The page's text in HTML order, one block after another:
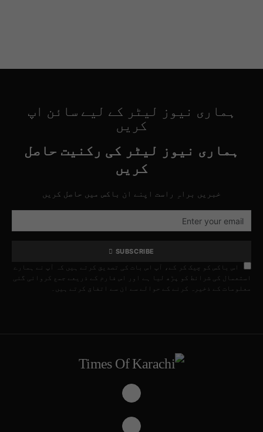
ہماری نیوز لیٹر کے لیے سائن اپ
کریں
ہماری نیوز لیٹر کی رکنیت حاصل
کریں
خبریں براہِ راست اپنے ان باکس میں حاصل کریں
SUBSCRIBE
اس باکس کو چیک کر کے، آپ اس بات کی تصدیق کرتے ہیں کہ آپ نے ہمارے
استعمال کی شرائط کو پڑھ لیا ہے اور اس فارم کے ذریعے جمع کروائی گئی
معلومات کے ذخیرہ کرنے کے حوالے سے ان سے اتفاق کرتے ہیں۔